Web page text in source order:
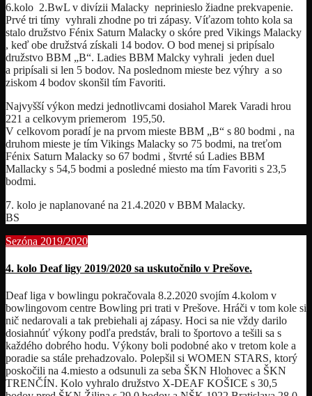
6.kolo 2.BwL v divízii Malacky neprinieslo žiadne prekvapenie.
Prvé tri tímy vyhrali zhodne po tri zápasy. Víťazom tohto kola sa
stalo družstvo Fénix Saturn Malacky o skóre pred Vikings Malacky
, keď obe družstvá získali 14 bodov. O bod menej si pripísalo
družstvo BBM „B“. Ladies BBM Malcky vyhrali jeden duel
a pripísali si len 5 bodov. Na poslednom mieste bez výhry a so
ziskom 4 bodov skonšil tím Favoriti.
Najvyšší výkon medzi jednotlivcami dosiahol Marek Varadi hrou
221 a celkovym priemerom 195,50.
V celkovom poradí je na prvom mieste BBM „B“ s 80 bodmi , na
druhom mieste je tím Vikings Malacky so 75 bodmi, na treťom
Fénix Saturn Malacky so 67 bodmi , štvrté sú Ladies BBM
Mallacky s 54,5 bodmi a posledné miesto ma tím Favoriti s 23,5
bodmi.
7. kolo je naplanované na 21.4.2020 v BBM Malacky.
BS
Sezóna 2019/2020
4. kolo Deaf ligy 2019/2020 sa uskutočnilo v Prešove.
Deaf liga v bowlingu pokračovala 8.2.2020 svojím 4.kolom v
bowlingovom centre Bowling pri trati v Prešove. Hráči v tom kole si
nič nedarovali a tak prebiehali aj zápasy. Hoci sa nie vždy darilo
dosiahnúť výkony podľa predstáv, brali to športovo a tešili sa s
každého dobrého hodu. Výkony boli podobné ako v tretom kole a
poradie sa stále prehadzovalo. Polepšil si WOMEN STARS, ktorý
poskočili na 4.miesto a odsunuli za seba ŠKN Hlohovec a ŠKN
TRENČÍN. Kolo vyhralo družstvo X-DEAF KOŠICE s 30,5